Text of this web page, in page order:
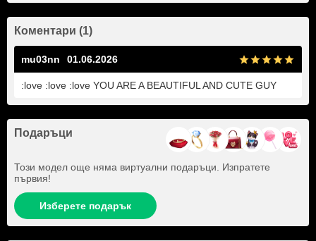
Коментари (1)
mu03nn 01.06.2026
:love :love :love YOU ARE A BEAUTIFUL AND CUTE GUY
Подаръци
Този модел още няма виртуални подаръци. Изпратете
първия!
Изберете подарък